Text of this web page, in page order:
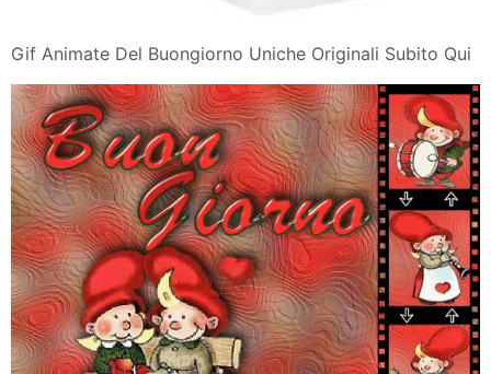
Gif Animate Del Buongiorno Uniche Originali Subito Qui